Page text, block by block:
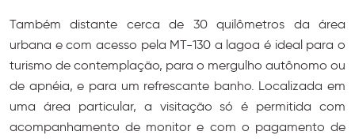
Também distante cerca de 30 quilômetros da área
urbana e com acesso pela MT-130 a lagoa é ideal para o
turismo de contemplação, para o mergulho autônomo ou
de apnéia, e para um refrescante banho. Localizada em
uma área particular, a visitação só é permitida com
acompanhamento de monitor e com o pagamento de